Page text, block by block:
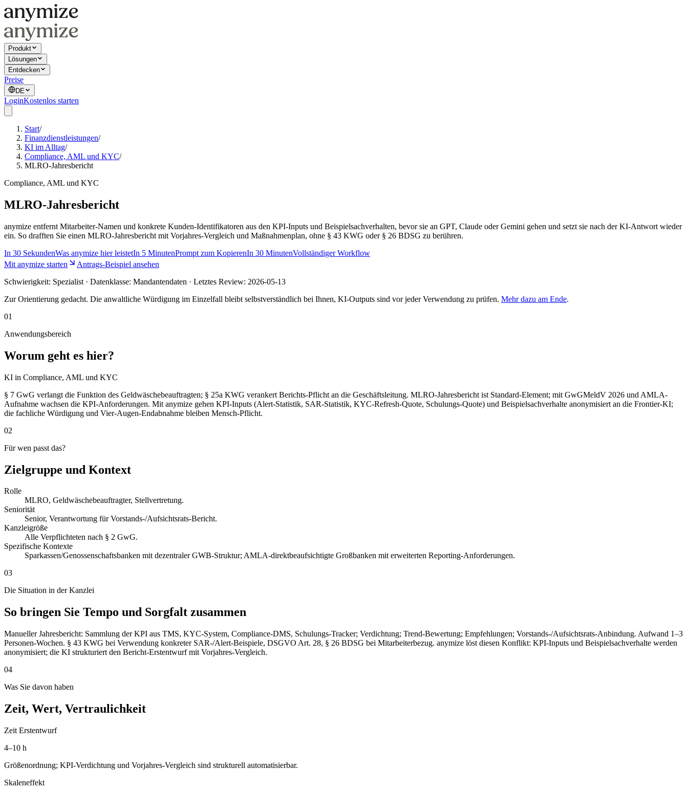
Produkt
Lösungen
Entdecken
Preise
DE
LoginKostenlos starten
Start/
Finanzdienstleistungen/
KI im Alltag/
Compliance, AML und KYC/
MLRO-Jahresbericht
Compliance, AML und KYC
MLRO-Jahresbericht
anymize entfernt Mitarbeiter-Namen und konkrete Kunden-Identifikatoren aus den KPI-Inputs und Beispielsachverhalten, bevor sie an GPT, Claude oder Gemini gehen und setzt sie nach der KI-Antwort wieder
ein. So drafften Sie einen MLRO-Jahresbericht mit Vorjahres-Vergleich und Maßnahmenplan, ohne § 43 KWG oder § 26 BDSG zu berühren.
In 30 SekundenWas anymize hier leistetIn 5 MinutenPrompt zum KopierenIn 30 MinutenVollständiger Workflow
Mit anymize starten
Antrags-Beispiel ansehen
Schwierigkeit: Spezialist · Datenklasse: Mandantendaten · Letztes Review: 2026-05-13
Zur Orientierung gedacht. Die anwaltliche Würdigung im Einzelfall bleibt selbstverständlich bei Ihnen, KI-Outputs sind vor jeder Verwendung zu prüfen. Mehr dazu am Ende.
01
Anwendungsbereich
Worum geht es hier?
KI in Compliance, AML und KYC
§ 7 GwG verlangt die Funktion des Geldwäschebeauftragten; § 25a KWG verankert Berichts-Pflicht an die Geschäftsleitung. MLRO-Jahresbericht ist Standard-Element; mit GwGMeldV 2026 und AMLA-
Aufnahme wachsen die KPI-Anforderungen. Mit anymize gehen KPI-Inputs (Alert-Statistik, SAR-Statistik, KYC-Refresh-Quote, Schulungs-Quote) und Beispielsachverhalte anonymisiert an die Frontier-KI;
die fachliche Würdigung und Vier-Augen-Endabnahme bleiben Mensch-Pflicht.
02
Für wen passt das?
Zielgruppe und Kontext
Rolle
MLRO, Geldwäschebeauftragter, Stellvertretung.
Seniorität
Senior, Verantwortung für Vorstands-/Aufsichtsrats-Bericht.
Kanzleigröße
Alle Verpflichteten nach § 2 GwG.
Spezifische Kontexte
Sparkassen/Genossenschaftsbanken mit dezentraler GWB-Struktur; AMLA-direktbeaufsichtigte Großbanken mit erweiterten Reporting-Anforderungen.
03
Die Situation in der Kanzlei
So bringen Sie Tempo und Sorgfalt zusammen
Manueller Jahresbericht: Sammlung der KPI aus TMS, KYC-System, Compliance-DMS, Schulungs-Tracker; Verdichtung; Trend-Bewertung; Empfehlungen; Vorstands-/Aufsichtsrats-Anbindung. Aufwand 1–3
Personen-Wochen. § 43 KWG bei Verwendung konkreter SAR-/Alert-Beispiele, DSGVO Art. 28, § 26 BDSG bei Mitarbeiterbezug. anymize löst diesen Konflikt: KPI-Inputs und Beispielsachverhalte werden
anonymisiert; die KI strukturiert den Bericht-Erstentwurf mit Vorjahres-Vergleich.
04
Was Sie davon haben
Zeit, Wert, Vertraulichkeit
Zeit Erstentwurf
4–10 h
Größenordnung; KPI-Verdichtung und Vorjahres-Vergleich sind strukturell automatisierbar.
Skaleneffekt